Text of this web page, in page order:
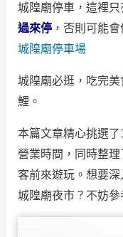
城隍廟停車，這裡只
過來停，否則可能
城隍廟停車場
城隍廟必逛，吃完
鯉。
本篇文章精心挑選
營業時間，同時整
客前來遊玩。想要
城隍廟夜市？不妨參